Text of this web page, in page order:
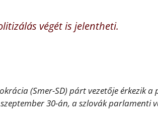
végét is jelentheti.
(Smer-SD) párt vezetője érkezik
30-án, a szlovák parlamenti